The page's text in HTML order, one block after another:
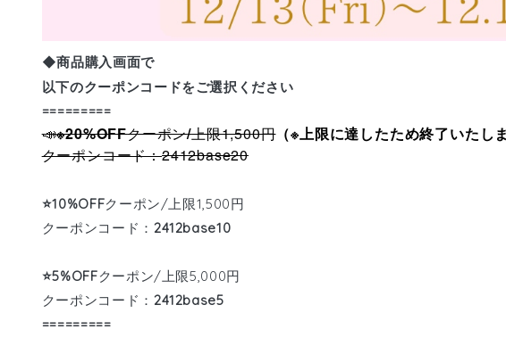
◆商品購入画面で
以下のクーポンコードをご選択ください
=========
📣※20%OFFクーポン/上限1,500円（※上限に達したため終了いたし
クーポンコード：2412base20
⭐️10%OFFクーポン/上限1,500円
クーポンコード： 2412base10
⭐️5%OFFクーポン/上限5,000円
クーポンコード： 2412base5
=========